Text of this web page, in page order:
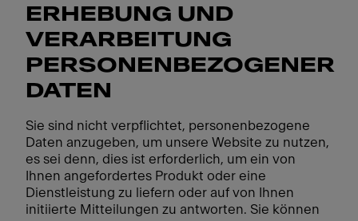
ERHEBUNG UND
VERARBEITUNG
PERSONENBEZOGENER
DATEN
Sie sind nicht verpflichtet, personenbezogene
Daten anzugeben, um unsere Website zu nutzen,
es sei denn, dies ist erforderlich, um ein von
Ihnen angefordertes Produkt oder eine
Dienstleistung zu liefern oder auf von Ihnen
initiierte Mitteilungen zu antworten. Sie können